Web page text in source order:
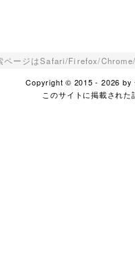
ページはSafari/Firefox/
Copyright © 2015 - 2026 by
このサイトに掲載され